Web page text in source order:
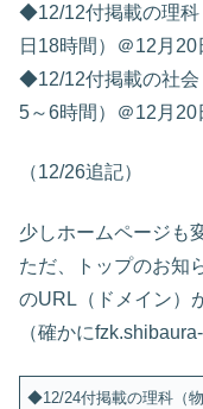
◆12/12付掲載の理科
日18時間）＠12月20
◆12/12付掲載の社会
5～6時間）＠12月20
（12/26追記）
少しホームページも
ただ、トップのお知
のURL（ドメイン）
（確かに
◆12/24付掲載の理科（